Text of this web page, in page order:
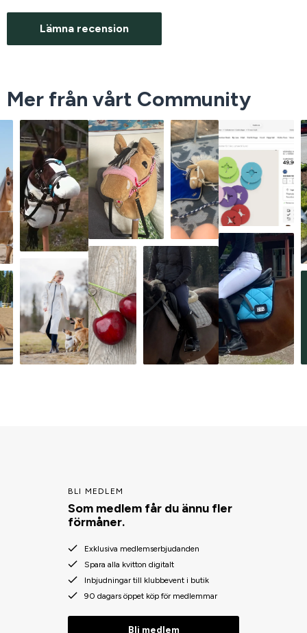
Lämna recension
Mer från vårt Community
BLI MEDLEM
Som medlem får du ännu fler
förmåner.
Exklusiva medlemserbjudanden
Spara alla kvitton digitalt
Inbjudningar till klubbevent i butik
90 dagars öppet köp för medlemmar
Bli medlem